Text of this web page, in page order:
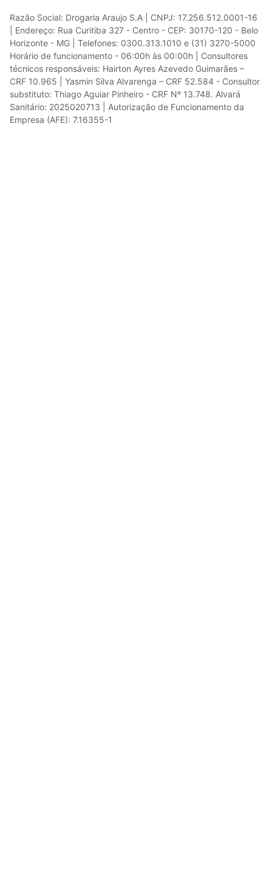
Razão Social: Drogaria Araujo S.A | CNPJ: 17.256.512.0001-16
| Endereço: Rua Curitiba 327 - Centro - CEP: 30170-120 - Belo
Horizonte - MG | Telefones: 0300.313.1010 e (31) 3270-5000
Horário de funcionamento - 06:00h às 00:00h | Consultores
técnicos responsáveis: Hairton Ayres Azevedo Guimarães –
CRF 10.965 | Yasmin Silva Alvarenga – CRF 52.584 - Consultor
substituto: Thiago Aguiar Pinheiro - CRF Nº 13.748. Alvará
Sanitário: 2025020713 | Autorização de Funcionamento da
Empresa (AFE): 7.16355-1